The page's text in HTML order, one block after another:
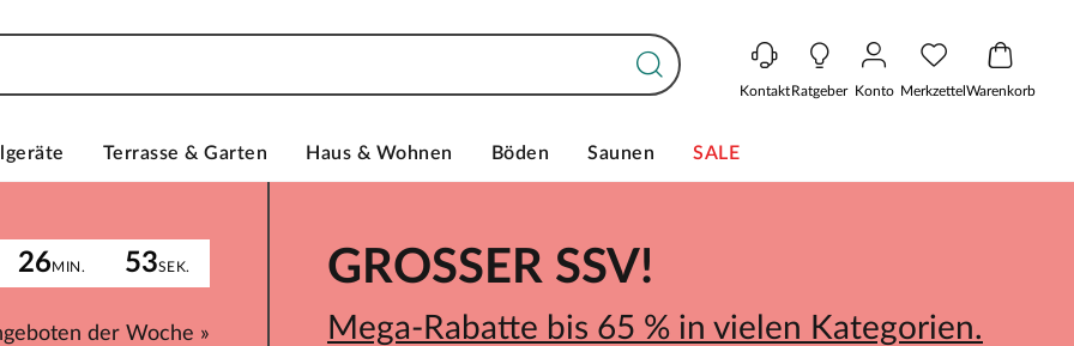
KontaktRatgeber Konto MerkzettelWarenkorb
Terrasse & Garten Haus & Wohnen Böden Saunen SALE
26MIN. 53SEK.
der Woche »
GROSSER SSV!
Mega-Rabatte bis 65 % in vielen Kategorien.